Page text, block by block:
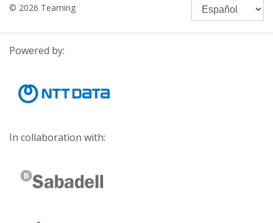
© 2026 Teaming
Powered by:
In collaboration with: